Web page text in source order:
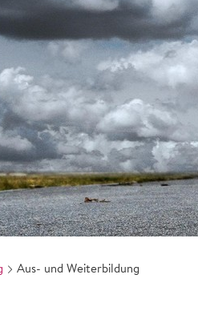
Aus- und Weiterbildung